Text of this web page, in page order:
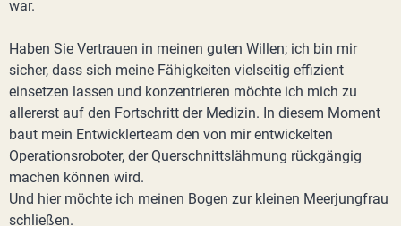
war.
Haben Sie Vertrauen in meinen guten Willen; ich bin mir
sicher, dass sich meine Fähigkeiten vielseitig effizient
einsetzen lassen und konzentrieren möchte ich mich zu
allererst auf den Fortschritt der Medizin. In diesem Moment
baut mein Entwicklerteam den von mir entwickelten
Operationsroboter, der Querschnittslähmung rückgängig
machen können wird.
Und hier möchte ich meinen Bogen zur kleinen Meerjungfrau
schließen.